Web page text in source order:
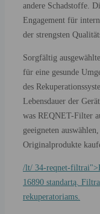
6.4. 4. Warum
6.5. 5. Kann ich
andere Schadstoffe.
Engagement für
der strengsten
Sorgfältig
für eine gesunde
des
Lebensdauer der
was REQNET-Filter
geeigneten
Originalprodukte
/lt/ 34-reqnet-
16890 standartą.
rekuperatoriams.